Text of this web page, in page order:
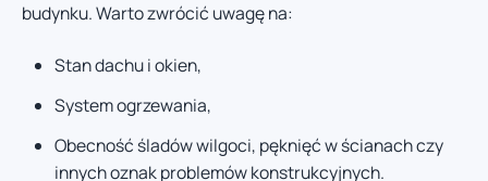
budynku. Warto zwrócić uwagę na:
Stan dachu i okien,
System ogrzewania,
Obecność śladów wilgoci, pęknięć w ścianach czy
innych oznak problemów konstrukcyjnych.